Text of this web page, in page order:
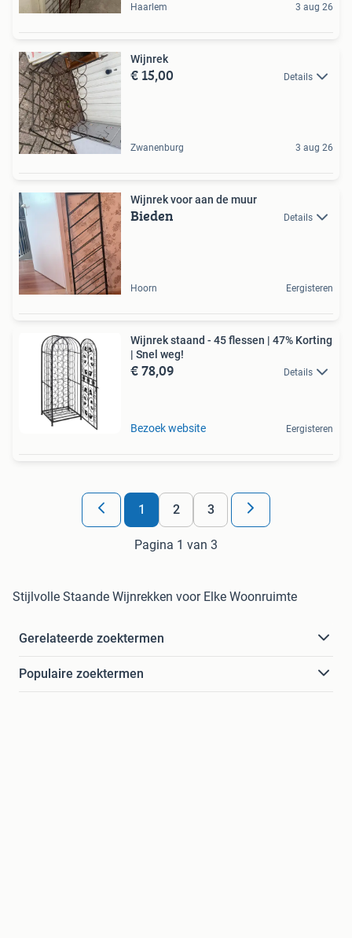
Haarlem 3 aug 26
Wijnrek
€ 15,00 Details
Zwanenburg 3 aug 26
Wijnrek voor aan de muur
Bieden Details
Hoorn Eergisteren
Wijnrek staand - 45 flessen | 47% Korting
| Snel weg!
€ 78,09 Details
Bezoek website Eergisteren
1 2 3
Pagina 1 van 3
Stijlvolle Staande Wijnrekken voor Elke Woonruimte
Gerelateerde zoektermen
Populaire zoektermen